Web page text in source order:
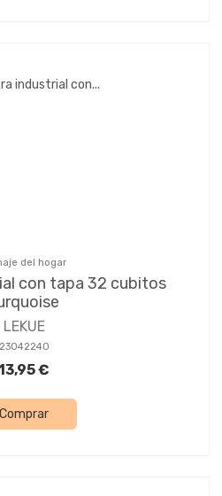
del hogar
con tapa 32 cubitos
LEKUE
23042240
€
Comprar